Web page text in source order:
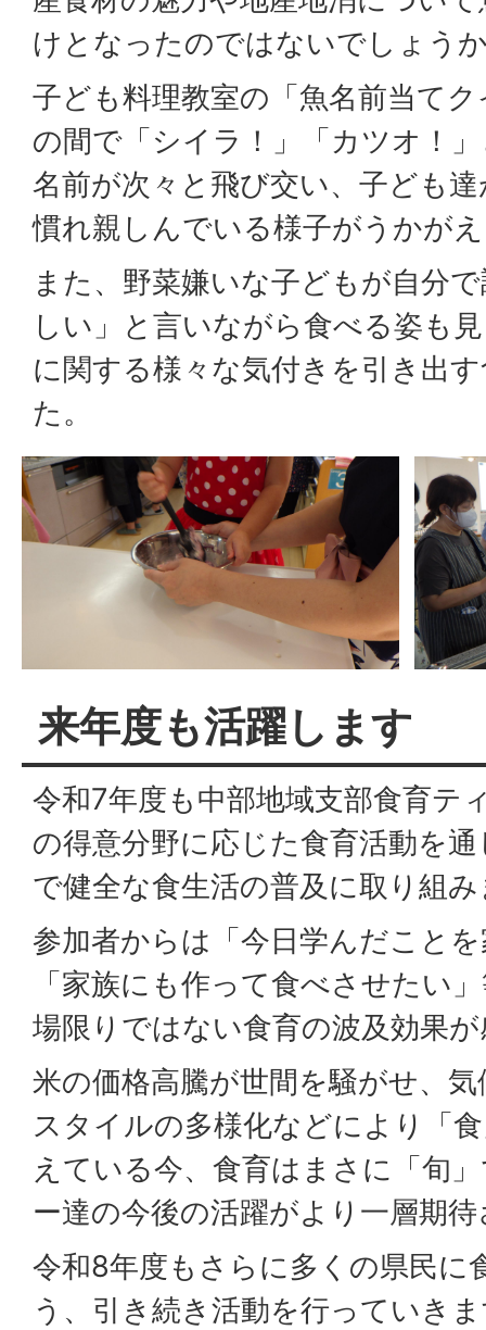
けとなったのではないでしょう
子ども料理教室の「魚名前当て
の間で「シイラ！」「カツオ！
名前が次々と飛び交い、子ども
慣れ親しんでいる様子がうかが
また、野菜嫌いな子どもが自分
しい」と言いながら食べる姿も
に関する様々な気付きを引き出
た。
来年度も活躍します
令和7年度も中部地域支部食育テ
の得意分野に応じた食育活動を
で健全な食生活の普及に取り組
参加者からは「今日学んだこと
「家族にも作って食べさせたい
場限りではない食育の波及効果
米の価格高騰が世間を騒がせ、
スタイルの多様化などにより「
えている今、食育はまさに「旬
ー達の今後の活躍がより一層期
令和8年度もさらに多くの県民に
う、引き続き活動を行っていき